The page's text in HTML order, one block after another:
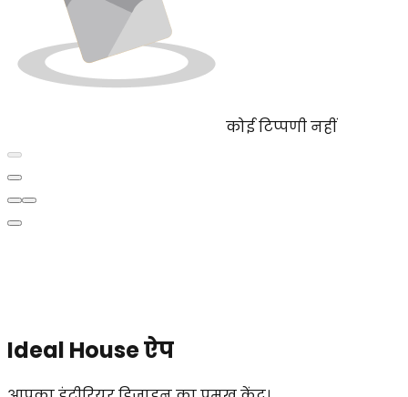
कोई टिप्पणी नहीं
Ideal House ऐप